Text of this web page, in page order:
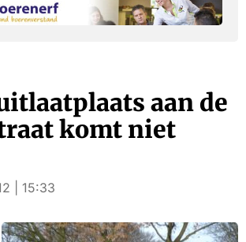
aan de
komt niet
| 15:33